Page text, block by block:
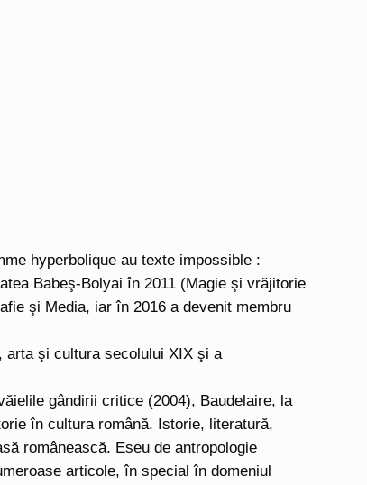
hyperbolique au texte impossible :
Babeş-Bolyai în 2011 (Magie şi vrăjitorie
şi Media, iar în 2016 a devenit membru
arta şi cultura secolului XIX şi a
gândirii critice (2004), Baudelaire, la
în cultura română. Istorie, literatură,
românească. Eseu de antropologie
articole, în special în domeniul